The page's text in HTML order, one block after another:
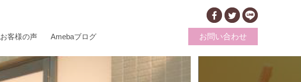
お客様の声 Amebaブログ お問い合わせ